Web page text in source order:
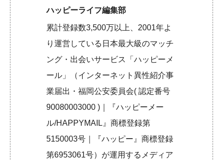
ハッピーライフ編集部
累計登録数3,500万以上、2001年よ
り運営している日本最大級のマッチ
ング・出会いサービス「ハッピーメ
ール」（インターネット異性紹介事
業届出・福岡公安委員会( 認定番号
90080003000 )｜『ハッピーメー
ル/HAPPYMAIL』商標登録第
5150003号｜『ハッピー』商標登録
第6953061号）が運用するメディア